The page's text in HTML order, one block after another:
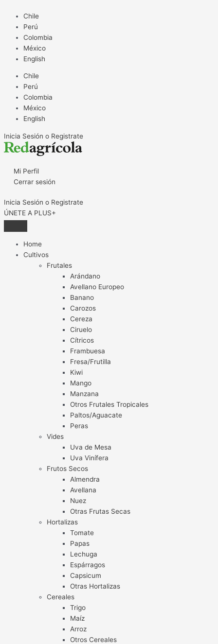
contenido
Chile
Perú
Colombia
México
English
Chile
Perú
Colombia
México
English
Inicia Sesión o Registrate
Mi Perfil
Cerrar sesión
Inicia Sesión o Registrate
ÚNETE A PLUS+
Home
Cultivos
Frutales
Arándano
Avellano Europeo
Banano
Carozos
Cereza
Ciruelo
Cítricos
Frambuesa
Fresa/Frutilla
Kiwi
Mango
Manzana
Otros Frutales Tropicales
Paltos/Aguacate
Peras
Vides
Uva de Mesa
Uva Vinífera
Frutos Secos
Almendra
Avellana
Nuez
Otras Frutas Secas
Hortalizas
Tomate
Papas
Lechuga
Espárragos
Capsicum
Otras Hortalizas
Cereales
Trigo
Maíz
Arroz
Otros Cereales